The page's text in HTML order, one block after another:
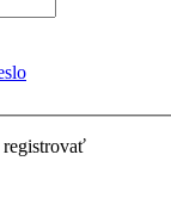
registrovať